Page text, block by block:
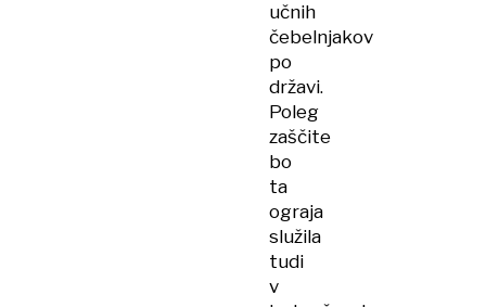
učnih
čebelnjakov
po
državi.
Poleg
zaščite
bo
ta
ograja
služila
tudi
v